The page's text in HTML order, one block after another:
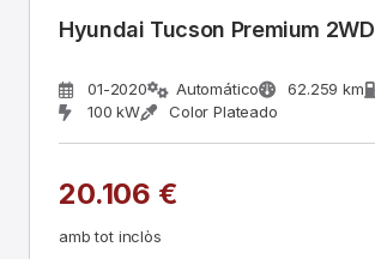
Hyundai Tucson Premium 2WD
01-2020 Automático 62.259 km
100 kW
Color Plateado
20.106 €
amb tot inclòs